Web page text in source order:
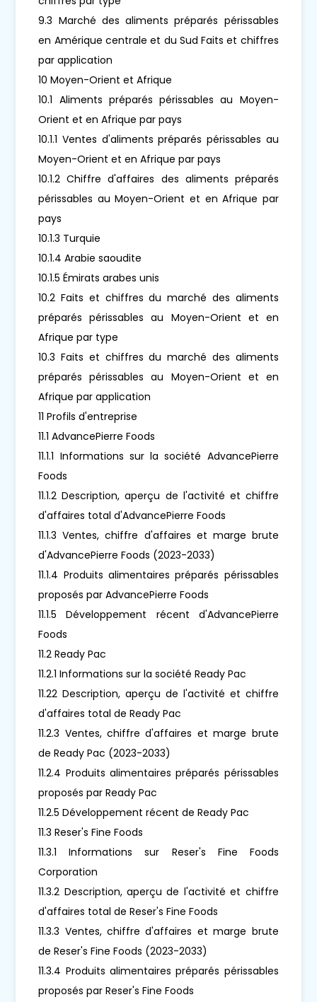
9.3 Marché des aliments préparés périssables
en Amérique centrale et du Sud Faits et chiffres
par application
10 Moyen-Orient et Afrique
10.1 Aliments préparés périssables au Moyen-
Orient et en Afrique par pays
10.1.1 Ventes d'aliments préparés périssables au
Moyen-Orient et en Afrique par pays
10.1.2 Chiffre d'affaires des aliments préparés
périssables au Moyen-Orient et en Afrique par
pays
10.1.3 Turquie
10.1.4 Arabie saoudite
10.1.5 Émirats arabes unis
10.2 Faits et chiffres du marché des aliments
préparés périssables au Moyen-Orient et en
Afrique par type
10.3 Faits et chiffres du marché des aliments
préparés périssables au Moyen-Orient et en
Afrique par application
11 Profils d'entreprise
11.1 AdvancePierre Foods
11.1.1 Informations sur la société AdvancePierre
Foods
11.1.2 Description, aperçu de l'activité et chiffre
d'affaires total d'AdvancePierre Foods
11.1.3 Ventes, chiffre d'affaires et marge brute
d'AdvancePierre Foods (2023-2033)
11.1.4 Produits alimentaires préparés périssables
proposés par AdvancePierre Foods
11.1.5 Développement récent d'AdvancePierre
Foods
11.2 Ready Pac
11.2.1 Informations sur la société Ready Pac
11.22 Description, aperçu de l'activité et chiffre
d'affaires total de Ready Pac
11.2.3 Ventes, chiffre d'affaires et marge brute
de Ready Pac (2023-2033)
11.2.4 Produits alimentaires préparés périssables
proposés par Ready Pac
11.2.5 Développement récent de Ready Pac
11.3 Reser's Fine Foods
11.3.1 Informations sur Reser's Fine Foods
Corporation
11.3.2 Description, aperçu de l'activité et chiffre
d'affaires total de Reser's Fine Foods
11.3.3 Ventes, chiffre d'affaires et marge brute
de Reser's Fine Foods (2023-2033)
11.3.4 Produits alimentaires préparés périssables
proposés par Reser's Fine Foods